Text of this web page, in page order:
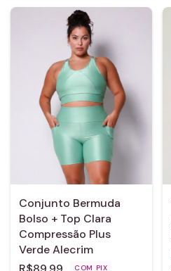
Conjunto Bermuda
Bolso + Top Clara
Compressão Plus
Verde Alecrim
COM PIX